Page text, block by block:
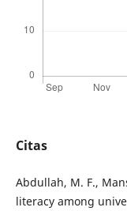
Citas
Abdullah, M. F.,
literacy among